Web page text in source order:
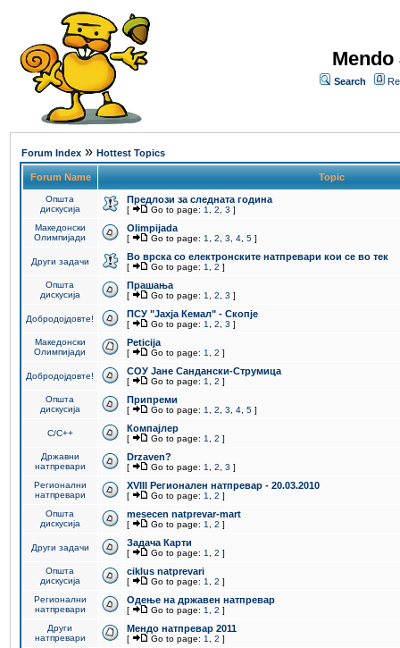
Search
Forum Index » Hottest Topics
Forum Name Topic
Општа
дискусија
Предлози за следната година
[ Go to page: 1 2 3 ]
Македонски
Олимпијади
Olimpijada
[ Go to page: 1 2 3 4 5 ]
Други задачи Во врска со електронските натпревари кои се во тек
[ Go to page: 1 2 ]
Општа
дискусија
Прашања
[ Go to page: 1 2 3 ]
Добродојдовте! ПCУ "Јахја Кемал" - Скопје
[ Go to page: 1 2 3 ]
Македонски
Олимпијади
Peticija
[ Go to page: 1 2 ]
Добродојдовте! СОУ Јане Сандански-Струмица
[ Go to page: 1 2 ]
Општа
дискусија
Припреми
[ Go to page: 1 2 3 4 5 ]
C/C++ Компајлер
[ Go to page: 1 2 ]
Државни
натпревари
Drzaven?
[ Go to page: 1 2 3 ]
Регионални
натпревари
XVIII Регионален натпревар - 20.03.2010
[ Go to page: 1 2 ]
Општа
дискусија
mesecen natprevar-mart
[ Go to page: 1 2 ]
Други задачи Задача Карти
[ Go to page: 1 2 ]
Општа
дискусија
ciklus natprevari
[ Go to page: 1 2 ]
Регионални
натпревари
Одење на државен натпревар
[ Go to page: 1 2 ]
Други
натпревари
Мендо натпревар 2011
[ Go to page: 1 2 ]